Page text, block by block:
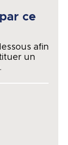
ce
afin
un